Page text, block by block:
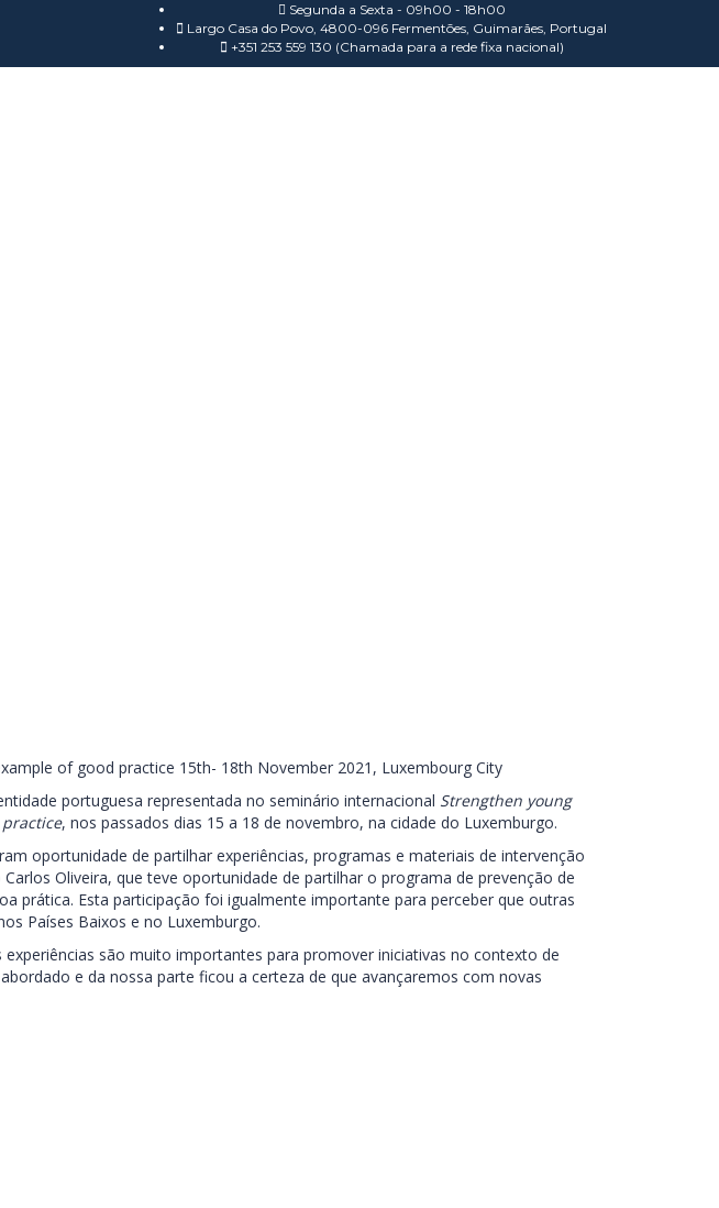
Segunda a Sexta - 09h00 - 18h00
Largo Casa do Povo, 4800-096 Fermentões, Guimarães, Portugal
+351 253 559 130 (Chamada para a rede fixa nacional)
of good practice 15th- 18th November 2021, Luxembourg City
portuguesa representada no seminário internacional Strengthen young
, nos passados dias 15 a 18 de novembro, na cidade do Luxemburgo.
oportunidade de partilhar experiências, programas e materiais de intervenção
Oliveira, que teve oportunidade de partilhar o programa de prevenção de
prática. Esta participação foi igualmente importante para perceber que outras
Países Baixos e no Luxemburgo.
são muito importantes para promover iniciativas no contexto de
e da nossa parte ficou a certeza de que avançaremos com novas